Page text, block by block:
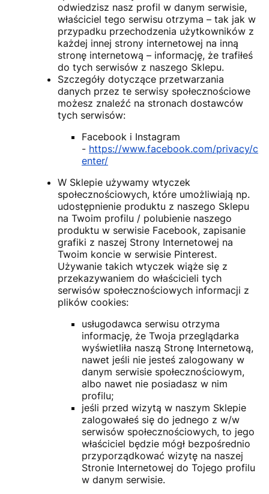
odwiedzisz nasz profil w danym serwisie,
właściciel tego serwisu otrzyma – tak jak w
przypadku przechodzenia użytkowników z
każdej innej strony internetowej na inną
stronę internetową – informację, że trafiłeś
do tych serwisów z naszego Sklepu.
Szczegóły dotyczące przetwarzania
danych przez te serwisy społecznościowe
możesz znaleźć na stronach dostawców
tych serwisów:
Facebook i Instagram
- https://www.facebook.com/privacy/c
enter/
W Sklepie używamy wtyczek
społecznościowych, które umożliwiają np.
udostępnienie produktu z naszego Sklepu
na Twoim profilu / polubienie naszego
produktu w serwisie Facebook, zapisanie
grafiki z naszej Strony Internetowej na
Twoim koncie w serwisie Pinterest.
Używanie takich wtyczek wiąże się z
przekazywaniem do właścicieli tych
serwisów społecznościowych informacji z
plików cookies:
usługodawca serwisu otrzyma
informację, że Twoja przeglądarka
wyświetliła naszą Stronę Internetową,
nawet jeśli nie jesteś zalogowany w
danym serwisie społecznościowym,
albo nawet nie posiadasz w nim
profilu;
jeśli przed wizytą w naszym Sklepie
zalogowałeś się do jednego z w/w
serwisów społecznościowych, to jego
właściciel będzie mógł bezpośrednio
przyporządkować wizytę na naszej
Stronie Internetowej do Tojego profilu
w danym serwisie.